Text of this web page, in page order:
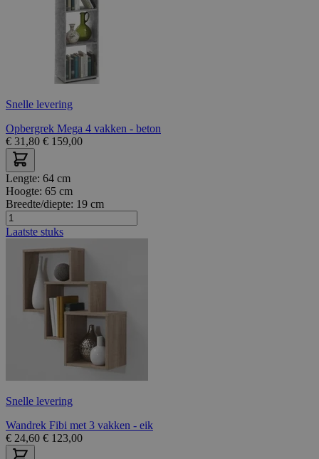
Snelle levering
Opbergrek Mega 4 vakken - beton
€ 31,80 € 159,00
Lengte: 64 cm
Hoogte: 65 cm
Breedte/diepte: 19 cm
Laatste stuks
Snelle levering
Wandrek Fibi met 3 vakken - eik
€ 24,60 € 123,00